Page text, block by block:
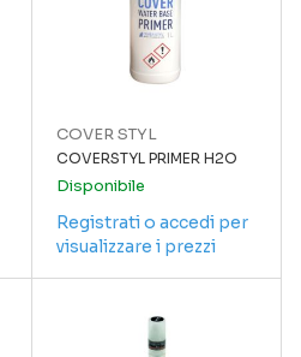
COVER STYL
COVERSTYL PRIMER H2O
Disponibile
Registrati o accedi per
visualizzare i prezzi